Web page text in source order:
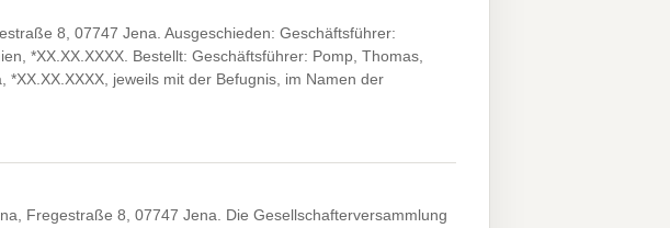
8, 07747 Jena. Ausgeschieden: Geschäftsführer:
*XX.XX.XXXX. Bestellt: Geschäftsführer: Pomp, Thomas,
*XX.XX.XXXX, jeweils mit der Befugnis, im Namen der
Fregestraße 8, 07747 Jena. Die Gesellschafterversammlung